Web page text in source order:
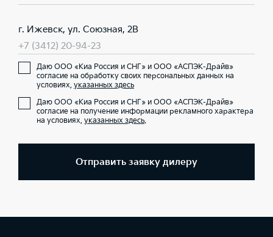
г. Ижевск, ул. Союзная, 2В
+7 (3412) 20-94-23
Даю ООО «Киа Россия и СНГ» и ООО «АСПЭК-Драйв»
согласие на обработку своих персональных данных на
условиях, указанных здесь
Даю ООО «Киа Россия и СНГ» и ООО «АСПЭК-Драйв»
согласие на получение информации рекламного характера
на условиях, указанных здесь.
Отправить заявку дилеру